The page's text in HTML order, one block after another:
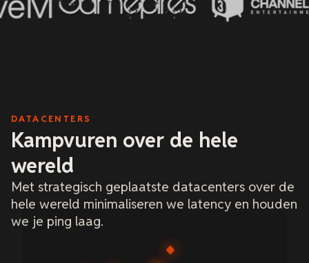
DATACENTERS
Kampvuren over de hele
wereld
Met strategisch geplaatste datacenters over de
hele wereld minimaliseren we latency en houden
we je ping laag.